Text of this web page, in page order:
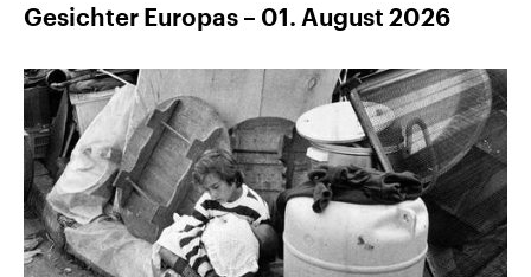
Gesichter Europas – 01. August 2026